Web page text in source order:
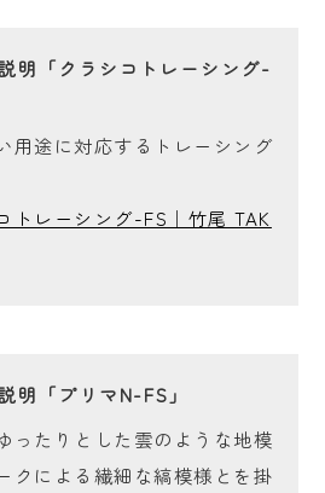
明「クラシコトレーシング-
用途に対応するトレーシング
トレーシング-FS｜竹尾 TAK
明「プリマN-FS」
ったりとした雲のような地模
クによる繊細な縞模様とを掛